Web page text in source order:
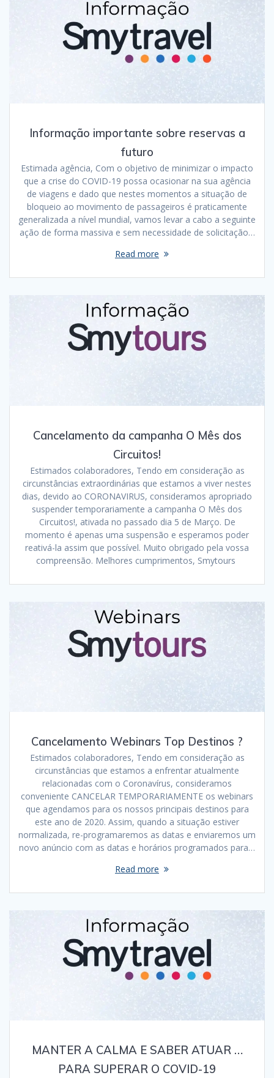
Informação importante sobre reservas a
futuro
Estimada agência, Com o objetivo de minimizar o impacto
que a crise do COVID-19 possa ocasionar na sua agência
de viagens e dado que nestes momentos a situação de
bloqueio ao movimento de passageiros é praticamente
generalizada a nível mundial, vamos levar a cabo a seguinte
ação de forma massiva e sem necessidade de solicitação…
Read more
Cancelamento da campanha O Mês dos
Circuitos!
Estimados colaboradores, Tendo em consideração as
circunstâncias extraordinárias que estamos a viver nestes
dias, devido ao CORONAVIRUS, consideramos apropriado
suspender temporariamente a campanha O Mês dos
Circuitos!, ativada no passado dia 5 de Março. De
momento é apenas uma suspensão e esperamos poder
reativá-la assim que possível. Muito obrigado pela vossa
compreensão. Melhores cumprimentos, Smytours
Cancelamento Webinars Top Destinos ?
Estimados colaboradores, Tendo em consideração as
circunstâncias que estamos a enfrentar atualmente
relacionadas com o Coronavírus, consideramos
conveniente CANCELAR TEMPORARIAMENTE os webinars
que agendamos para os nossos principais destinos para
este ano de 2020. Assim, quando a situação estiver
normalizada, re-programaremos as datas e enviaremos um
novo anúncio com as datas e horários programados para…
Read more
MANTER A CALMA E SABER ATUAR …
PARA SUPERAR O COVID-19